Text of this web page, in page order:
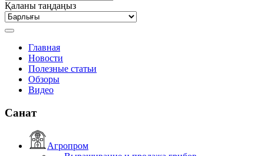
Қаланы таңдаңыз
Главная
Новости
Полезные статьи
Обзоры
Видео
Санат
Агропром